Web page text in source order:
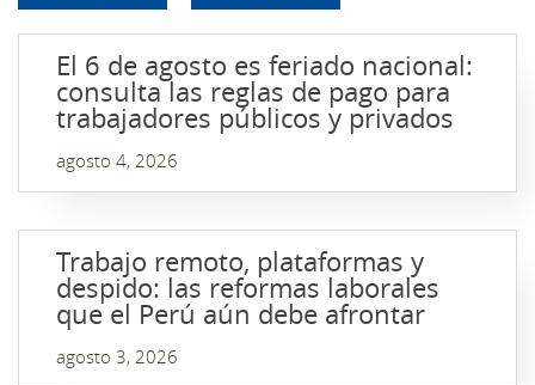
El 6 de agosto es feriado nacional:
consulta las reglas de pago para
trabajadores públicos y privados
agosto 4, 2026
Trabajo remoto, plataformas y
despido: las reformas laborales
que el Perú aún debe afrontar
agosto 3, 2026